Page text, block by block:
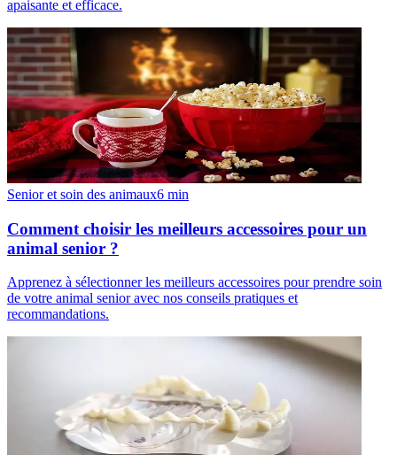
apaisante et efficace.
Senior et soin des animaux6 min
Comment choisir les meilleurs accessoires pour un
animal senior ?
Apprenez à sélectionner les meilleurs accessoires pour prendre soin
de votre animal senior avec nos conseils pratiques et
recommandations.